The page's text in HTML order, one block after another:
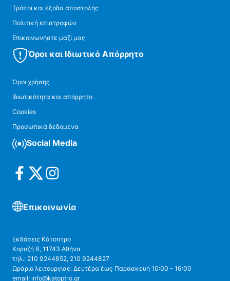
Τρόποι και έξοδα αποστολής
Πολιτική επιστροφών
Επικοινωνήστε μαζί μας
Όροι και Ιδιωτικό Απόρρητο
Όροι χρήσης
Ιδιωτικότητα και απόρρητο
Cookies
Προσωπικά δεδομένα
Social Media
Επικοινωνία
Εκδόσεις Κάτοπτρο
Κορυζή 8, 11743 Αθήνα
τηλ.: 210 9244852, 210 9244827
Ωράριο λειτουργίας: Δευτέρα έως Παρασκευή 10:00 - 16:00
email: info@katoptro.gr